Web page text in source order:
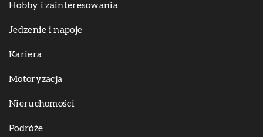
Hobby i zainteresowania
Jedzenie i napoje
Kariera
Motoryzacja
Nieruchomości
Podróże